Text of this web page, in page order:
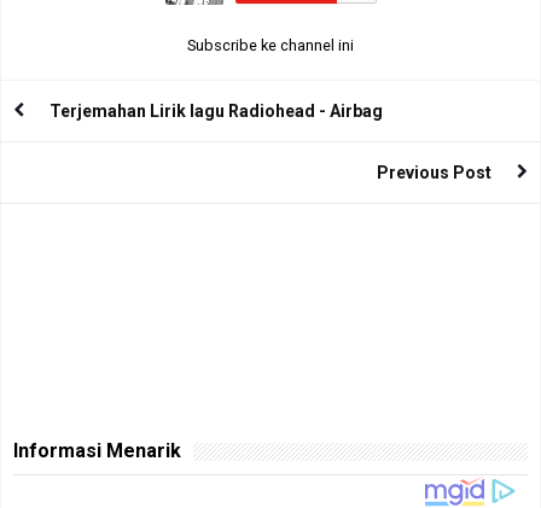
Subscribe ke channel ini
Terjemahan Lirik lagu Radiohead - Airbag
Previous Post
Informasi Menarik